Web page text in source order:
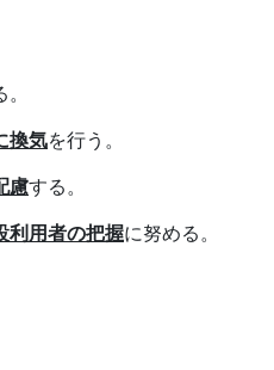
換気を行う。
慮する。
利用者の把握に努める。